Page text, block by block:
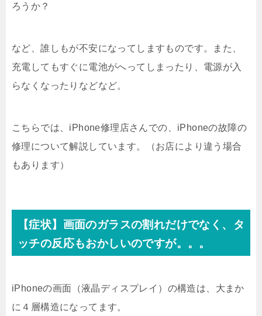
ろうか？
など、誰しもが不安になってしますものです。また、
充電してもすぐに電池がへってしまったり、電源が入
らなくなったりなどなど。
こちらでは、iPhone修理店さんでの、iPhoneの故障の
修理について解説しています。（お店により違う場合
もあります）
【症状】画面のガラスの割れだけでなく、タ
ッチの反応もおかしいのですが。。。
iPhoneの画面（液晶ディスプレイ）の構造は、大まか
に４層構造になってます。